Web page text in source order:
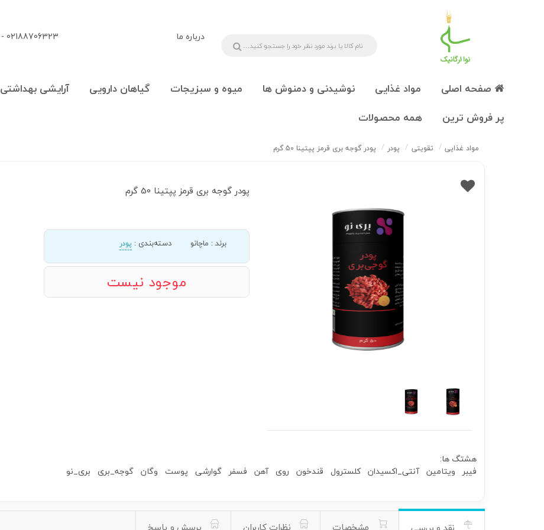
درباره ما 02188706323 - 09108777225
صفحه اصلی مواد غذایی نوشیدنی و دمنوش ها میوه و سبزیجات گیاهان دارویی آرایشی بهداشتی
پر فروش ترین
همه محصولات
مواد غذایی تقویتی پودر پودر گوجه بری قرمز پپتینا 50 گرم
پودر گوجه بری قرمز پپتینا 50 گرم
برند: ماچانو دسته‌بندی : پودر
موجود نیست
هشتگ ها:
فیبر ویتامین آنتی_اکسیدان کلسترول قندخون روی آهن فسفر گوارشی پوست وگان گوجه_بری بری_نو
مشخصات نظرات کاربران پرسش و پاسخ